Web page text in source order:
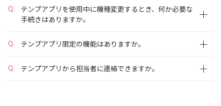
キャリアサポート・研修
テンプアプリを使用中に機種変更するとき、何か必要な
手続きはありますか。
テンプアプリ限定の機能はありますか。
テンプアプリから担当者に連絡できますか。